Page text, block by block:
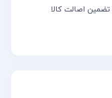
تضمین اصالت کالا